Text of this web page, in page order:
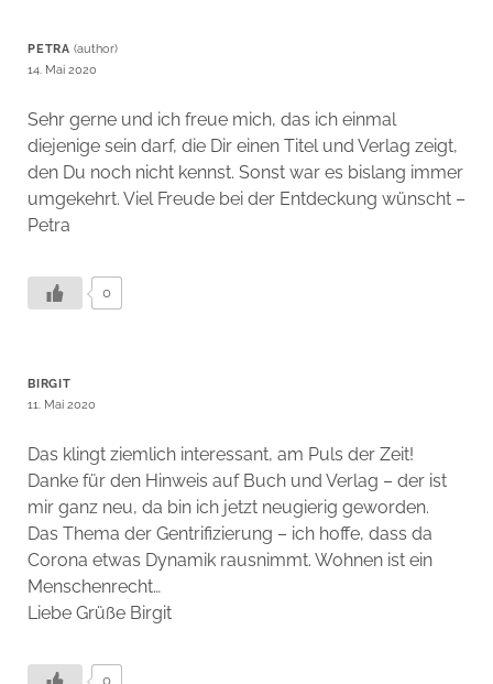
PETRA
14. Mai 2020
Sehr gerne und ich freue mich, das ich einmal
diejenige sein darf, die Dir einen Titel und Verlag zeigt,
den Du noch nicht kennst. Sonst war es bislang immer
umgekehrt. Viel Freude bei der Entdeckung wünscht –
Petra
0
BIRGIT
11. Mai 2020
Das klingt ziemlich interessant, am Puls der Zeit!
Danke für den Hinweis auf Buch und Verlag – der ist
mir ganz neu, da bin ich jetzt neugierig geworden.
Das Thema der Gentrifizierung – ich hoffe, dass da
Corona etwas Dynamik rausnimmt. Wohnen ist ein
Menschenrecht…
Liebe Grüße Birgit
0